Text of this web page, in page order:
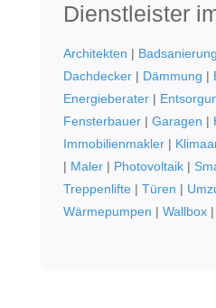
Dienstleister
Architekten | Badsanierung
Dachdecker| Dämmung |
Energieberater|
Fensterbauer| Garagen |
Immobilienmakler|
| Maler| Photovoltaik|
Treppenlifte| Türen |
Wärmepumpen | Wallbox|